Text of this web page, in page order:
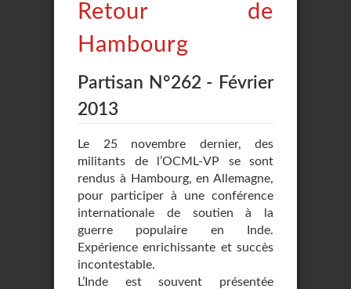
Retour de
Hambourg
Partisan N°262 - Février
2013
Le 25 novembre dernier, des
militants de l’OCML-VP se sont
rendus à Hambourg, en Allemagne,
pour participer à une conférence
internationale de soutien à la
guerre populaire en Inde.
Expérience enrichissante et succès
incontestable.
L’Inde est souvent présentée